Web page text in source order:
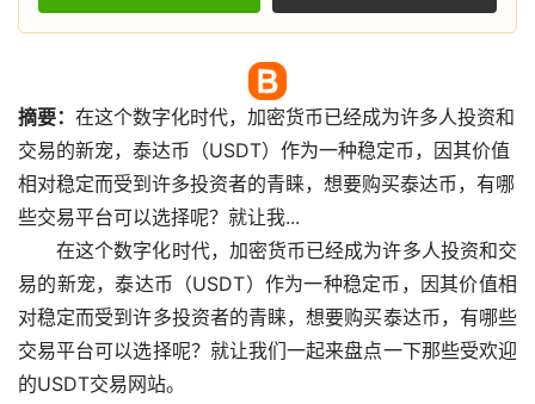
摘要： 在这个数字化时代， 加密货币已经成为许多人投资和
交易的新宠，泰达币（USDT）作为一种稳定币，因其价值
相对稳定而受到许多投资者的青睐，想要购买泰达币，有哪
些交易平台可以选择呢？就让我...
在这个数字化时代，加密货币已经成为许多人投资和交
易的新宠，泰达币（USDT）作为一种稳定币，因其价值相
对稳定而受到许多投资者的青睐，想要购买泰达币，有哪些
交易平台可以选择呢？就让我们一起来盘点一下那些受欢迎
的USDT交易网站。